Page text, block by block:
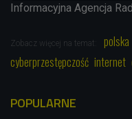
Informacyjna Agencja
Zobacz więcej na temat: polska
cyberprzestępczość internet
POPULARNE